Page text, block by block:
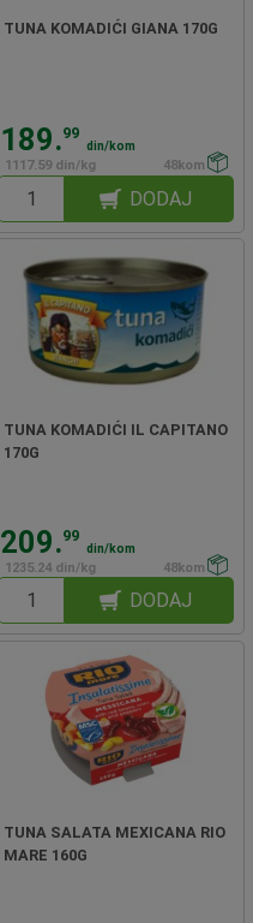
TUNA KOMADIĆI GIANA 170G
189.99
din/kom
1117.59 din/kg
48kom
DODAJ
TUNA KOMADIĆI IL CAPITANO
170G
209.99
din/kom
1235.24 din/kg
48kom
DODAJ
TUNA SALATA MEXICANA RIO
MARE 160G